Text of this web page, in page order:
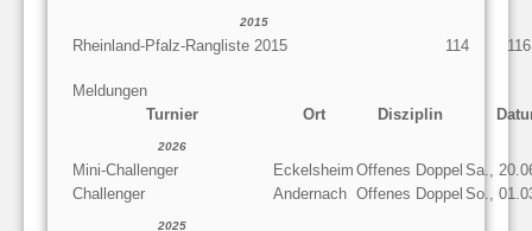
2015
Rheinland-Pfalz-Rangliste 2015 114 116
Meldungen
Turnier
Ort Disziplin
2026
Mini-Challenger Eckelsheim Offenes Doppel Sa.,
Challenger
Andernach Offenes Doppel So.,
2025